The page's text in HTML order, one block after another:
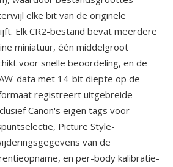
elke bit van de originele
Elk CR2-bestand bevat meerdere
miniatuur, één middelgroot
voor snelle beoordeling, en de
data met 14-bit diepte op de
registreert uitgebreide
Canon's eigen tags voor
Picture Style-
van de
en per-body kalibratie-